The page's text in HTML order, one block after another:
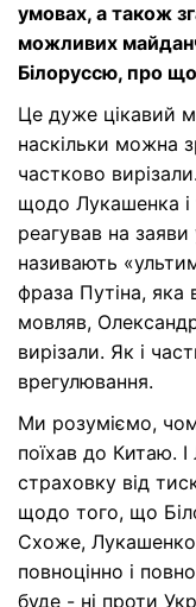
умовах, а також
можливих
Білоруссю, про
Це дуже цікавий
наскільки можна
частково
щодо Лукашенка і
реагував на заяви
називають
фраза Путіна, яка
мовляв,
вирізали. Як і
врегулювання.
Ми розуміємо,
поїхав до Китаю.
страховку від
щодо того, що
Схоже,
повноцінно і
буде - ні проти